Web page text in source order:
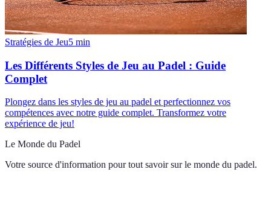
Stratégies de Jeu5 min
Les Différents Styles de Jeu au Padel : Guide
Complet
Plongez dans les styles de jeu au padel et perfectionnez vos
compétences avec notre guide complet. Transformez votre
expérience de jeu!
Le Monde du Padel
Votre source d'information pour tout savoir sur le monde du padel.